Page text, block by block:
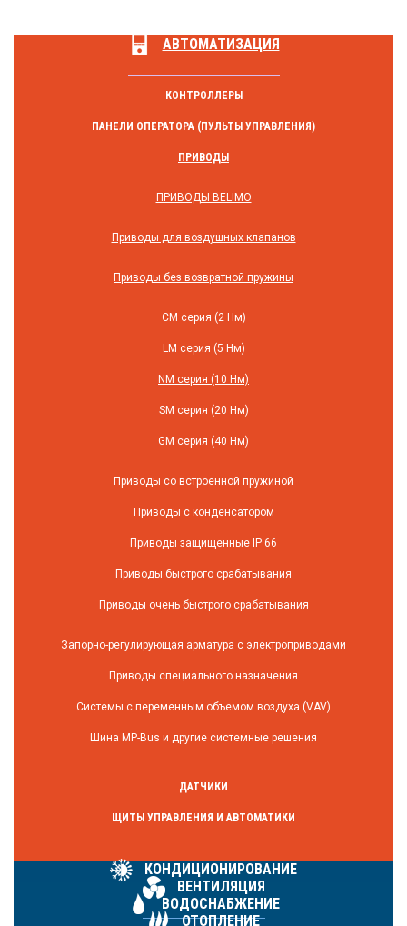
АВТОМАТИЗАЦИЯ
КОНТРОЛЛЕРЫ
ПАНЕЛИ ОПЕРАТОРА (ПУЛЬТЫ УПРАВЛЕНИЯ)
ПРИВОДЫ
ПРИВОДЫ BELIMO
Приводы для воздушных клапанов
Приводы без возвратной пружины
СM серия (2 Нм)
LM серия (5 Нм)
NM серия (10 Нм)
SM серия (20 Нм)
GM серия (40 Нм)
Приводы со встроенной пружиной
Приводы с конденсатором
Приводы защищенные IP 66
Приводы быстрого срабатывания
Приводы очень быстрого срабатывания
Запорно-регулирующая арматура с электроприводами
Приводы специального назначения
Системы с переменным объемом воздуха (VAV)
Шина MP-Bus и другие системные решения
ДАТЧИКИ
ЩИТЫ УПРАВЛЕНИЯ И АВТОМАТИКИ
КОНДИЦИОНИРОВАНИЕ
ВЕНТИЛЯЦИЯ
ВОДОСНАБЖЕНИЕ
ОТОПЛЕНИЕ